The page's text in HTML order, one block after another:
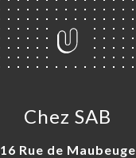
Chez SAB
16 Rue de Maubeuge